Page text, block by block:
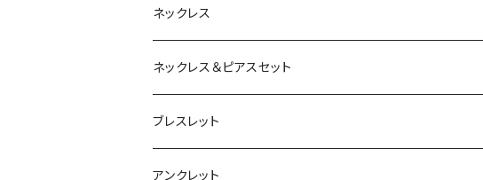
ネックレス
ネックレス＆ピアスセット
ブレスレット
アンクレット